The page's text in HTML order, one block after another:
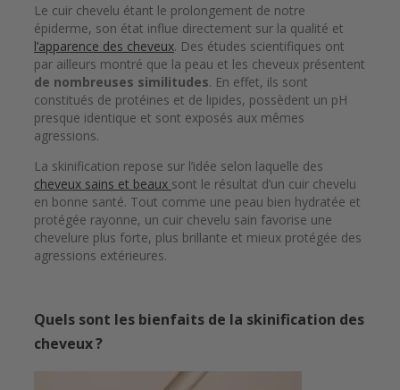
Le cuir chevelu étant le prolongement de notre
épiderme, son état influe directement sur la qualité et
l’apparence des cheveux. Des études scientifiques ont
par ailleurs montré que la peau et les cheveux présentent
de nombreuses similitudes. En effet, ils sont
constitués de protéines et de lipides, possèdent un pH
presque identique et sont exposés aux mêmes
agressions.
La skinification repose sur l’idée selon laquelle des
cheveux sains et beaux sont le résultat d’un cuir chevelu
en bonne santé. Tout comme une peau bien hydratée et
protégée rayonne, un cuir chevelu sain favorise une
chevelure plus forte, plus brillante et mieux protégée des
agressions extérieures.
Quels sont les bienfaits de la skinification des
cheveux ?